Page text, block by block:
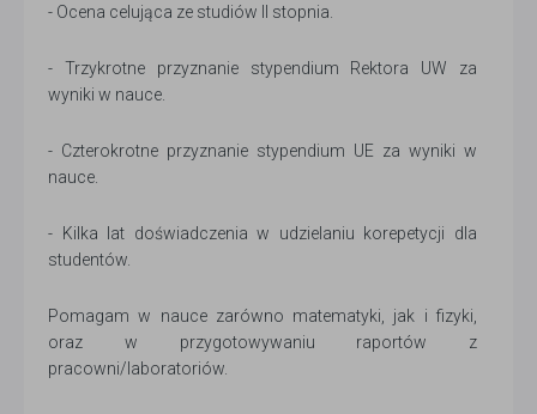
- Ocena celująca ze studiów II stopnia.
- Trzykrotne przyznanie stypendium Rektora UW za
wyniki w nauce.
- Czterokrotne przyznanie stypendium UE za wyniki w
nauce.
- Kilka lat doświadczenia w udzielaniu korepetycji dla
studentów.
Pomagam w nauce zarówno matematyki, jak i fizyki,
oraz w przygotowywaniu raportów z
pracowni/laboratoriów.